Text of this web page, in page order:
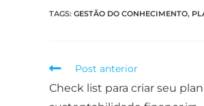
TAGS: GESTÃO DO CONHECIMENTO,
Post anterior
Check list para criar seu